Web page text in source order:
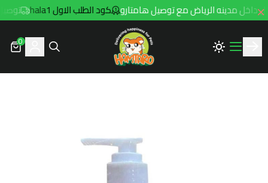
كود الطلب الاول hala1 توصيل مجاني
Hamtaro
0